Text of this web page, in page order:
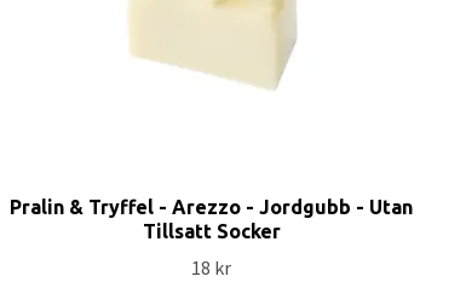
Pralin & Tryffel - Arezzo - Jordgubb - Utan
Tillsatt Socker
18 kr